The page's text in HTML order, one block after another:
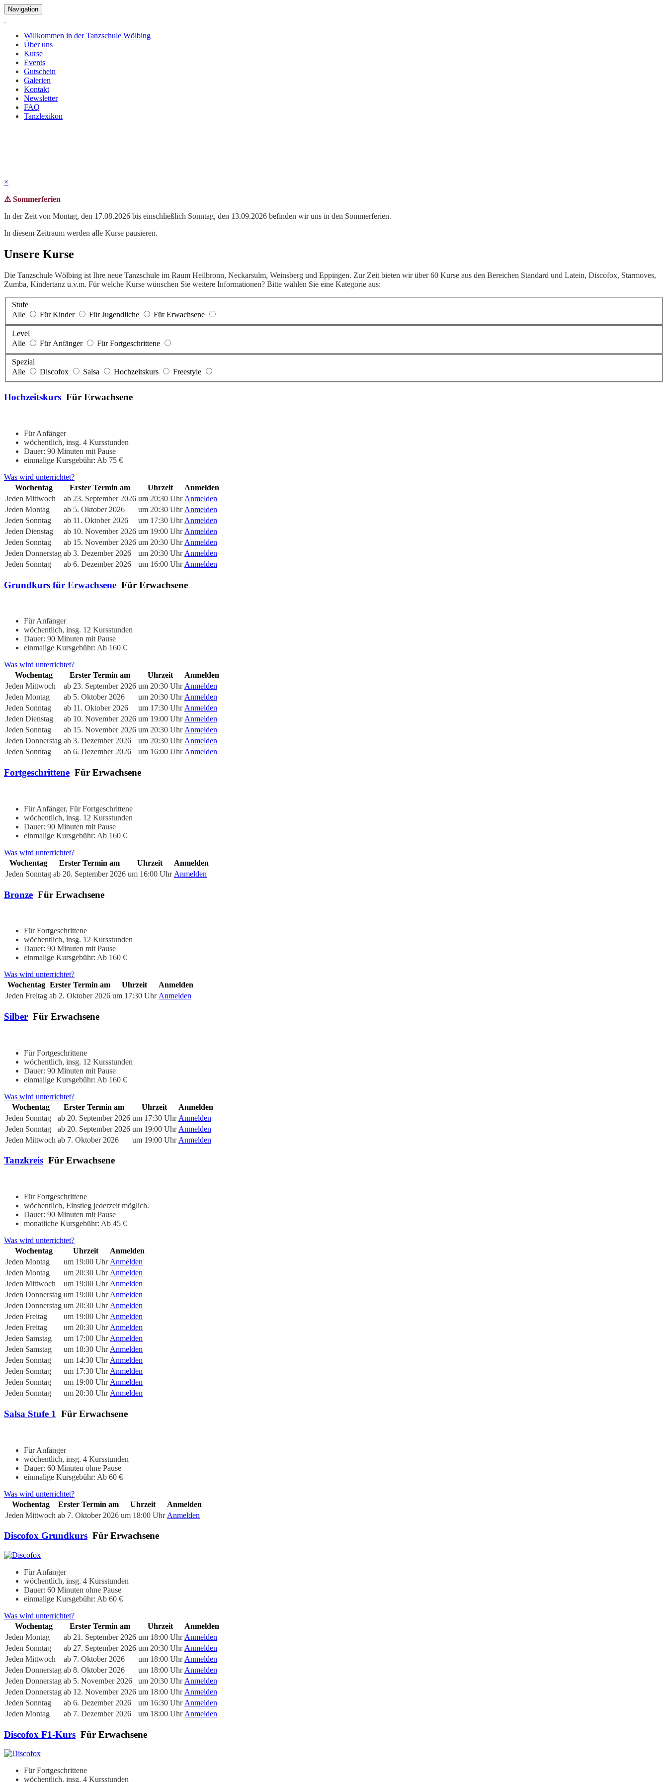
Navigation
Willkommen in der Tanzschule Wölbing
Über uns
Kurse
Events
Gutschein
Galerien
Kontakt
Newsletter
FAQ
Tanzlexikon
×
⚠ Sommerferien
In der Zeit von Montag, den 17.08.2026 bis einschließlich Sonntag, den 13.09.2026 befinden wir uns in den Sommerferien.
In diesem Zeitraum werden alle Kurse pausieren.
Unsere Kurse
Die Tanzschule Wölbing ist Ihre neue Tanzschule im Raum Heilbronn, Neckarsulm, Weinsberg und Eppingen. Zur Zeit bieten wir über 60 Kurse aus den Bereichen Standard und Latein, Discofox, Starmoves,
Zumba, Kindertanz u.v.m. Für welche Kurse wünschen Sie weitere Informationen? Bitte wählen Sie eine Kategorie aus:
Stufe
Alle
Für Kinder Für Jugendliche Für Erwachsene
Level
Alle
Für Anfänger Für Fortgeschrittene
Spezial
Alle
Discofox Salsa Hochzeitskurs Freestyle
Hochzeitskurs Für Erwachsene
Für Anfänger
wöchentlich, insg. 4 Kursstunden
Dauer: 90 Minuten mit Pause
einmalige Kursgebühr: Ab 75 €
Was wird unterrichtet?
Wochentag
Erster Termin am Uhrzeit
Anmelden
Jeden Mittwoch
ab 23. September 2026 um 20:30 Uhr Anmelden
Jeden Montag
ab 5. Oktober 2026 um 20:30 Uhr Anmelden
Jeden Sonntag
ab 11. Oktober 2026 um 17:30 Uhr Anmelden
Jeden Dienstag
ab 10. November 2026 um 19:00 Uhr Anmelden
Jeden Sonntag
ab 15. November 2026 um 20:30 Uhr Anmelden
Jeden Donnerstag ab 3. Dezember 2026 um 20:30 Uhr Anmelden
Jeden Sonntag
ab 6. Dezember 2026 um 16:00 Uhr Anmelden
Grundkurs für Erwachsene Für Erwachsene
Für Anfänger
wöchentlich, insg. 12 Kursstunden
Dauer: 90 Minuten mit Pause
einmalige Kursgebühr: Ab 160 €
Was wird unterrichtet?
Wochentag
Erster Termin am Uhrzeit
Anmelden
Jeden Mittwoch
ab 23. September 2026 um 20:30 Uhr Anmelden
Jeden Montag
ab 5. Oktober 2026 um 20:30 Uhr Anmelden
Jeden Sonntag
ab 11. Oktober 2026 um 17:30 Uhr Anmelden
Jeden Dienstag
ab 10. November 2026 um 19:00 Uhr Anmelden
Jeden Sonntag
ab 15. November 2026 um 20:30 Uhr Anmelden
Jeden Donnerstag ab 3. Dezember 2026 um 20:30 Uhr Anmelden
Jeden Sonntag
ab 6. Dezember 2026 um 16:00 Uhr Anmelden
Fortgeschrittene Für Erwachsene
Für Anfänger, Für Fortgeschrittene
wöchentlich, insg. 12 Kursstunden
Dauer: 90 Minuten mit Pause
einmalige Kursgebühr: Ab 160 €
Was wird unterrichtet?
Wochentag
Erster Termin am Uhrzeit
Anmelden
Jeden Sonntag ab 20. September 2026 um 16:00 Uhr Anmelden
Bronze Für Erwachsene
Für Fortgeschrittene
wöchentlich, insg. 12 Kursstunden
Dauer: 90 Minuten mit Pause
einmalige Kursgebühr: Ab 160 €
Was wird unterrichtet?
Wochentag Erster Termin am Uhrzeit
Anmelden
Jeden Freitag ab 2. Oktober 2026 um 17:30 Uhr Anmelden
Silber Für Erwachsene
Für Fortgeschrittene
wöchentlich, insg. 12 Kursstunden
Dauer: 90 Minuten mit Pause
einmalige Kursgebühr: Ab 160 €
Was wird unterrichtet?
Wochentag
Erster Termin am Uhrzeit
Anmelden
Jeden Sonntag
ab 20. September 2026 um 17:30 Uhr Anmelden
Jeden Sonntag
ab 20. September 2026 um 19:00 Uhr Anmelden
Jeden Mittwoch ab 7. Oktober 2026 um 19:00 Uhr Anmelden
Tanzkreis Für Erwachsene
Für Fortgeschrittene
wöchentlich, Einstieg jederzeit möglich.
Dauer: 90 Minuten mit Pause
monatliche Kursgebühr: Ab 45 €
Was wird unterrichtet?
Wochentag
Uhrzeit
Anmelden
Jeden Montag
um 19:00 Uhr Anmelden
Jeden Montag
um 20:30 Uhr Anmelden
Jeden Mittwoch
um 19:00 Uhr Anmelden
Jeden Donnerstag um 19:00 Uhr Anmelden
Jeden Donnerstag um 20:30 Uhr Anmelden
Jeden Freitag
um 19:00 Uhr Anmelden
Jeden Freitag
um 20:30 Uhr Anmelden
Jeden Samstag
um 17:00 Uhr Anmelden
Jeden Samstag
um 18:30 Uhr Anmelden
Jeden Sonntag
um 14:30 Uhr Anmelden
Jeden Sonntag
um 17:30 Uhr Anmelden
Jeden Sonntag
um 19:00 Uhr Anmelden
Jeden Sonntag
um 20:30 Uhr Anmelden
Salsa Stufe 1 Für Erwachsene
Für Anfänger
wöchentlich, insg. 4 Kursstunden
Dauer: 60 Minuten ohne Pause
einmalige Kursgebühr: Ab 60 €
Was wird unterrichtet?
Wochentag
Erster Termin am Uhrzeit
Anmelden
Jeden Mittwoch ab 7. Oktober 2026 um 18:00 Uhr Anmelden
Discofox Grundkurs Für Erwachsene
Für Anfänger
wöchentlich, insg. 4 Kursstunden
Dauer: 60 Minuten ohne Pause
einmalige Kursgebühr: Ab 60 €
Was wird unterrichtet?
Wochentag
Erster Termin am Uhrzeit
Anmelden
Jeden Montag
ab 21. September 2026 um 18:00 Uhr Anmelden
Jeden Sonntag
ab 27. September 2026 um 20:30 Uhr Anmelden
Jeden Mittwoch
ab 7. Oktober 2026 um 18:00 Uhr Anmelden
Jeden Donnerstag ab 8. Oktober 2026 um 18:00 Uhr Anmelden
Jeden Donnerstag ab 5. November 2026 um 20:30 Uhr Anmelden
Jeden Donnerstag ab 12. November 2026 um 18:00 Uhr Anmelden
Jeden Sonntag
ab 6. Dezember 2026 um 16:30 Uhr Anmelden
Jeden Montag
ab 7. Dezember 2026 um 18:00 Uhr Anmelden
Discofox F1-Kurs Für Erwachsene
Für Fortgeschrittene
wöchentlich, insg. 4 Kursstunden